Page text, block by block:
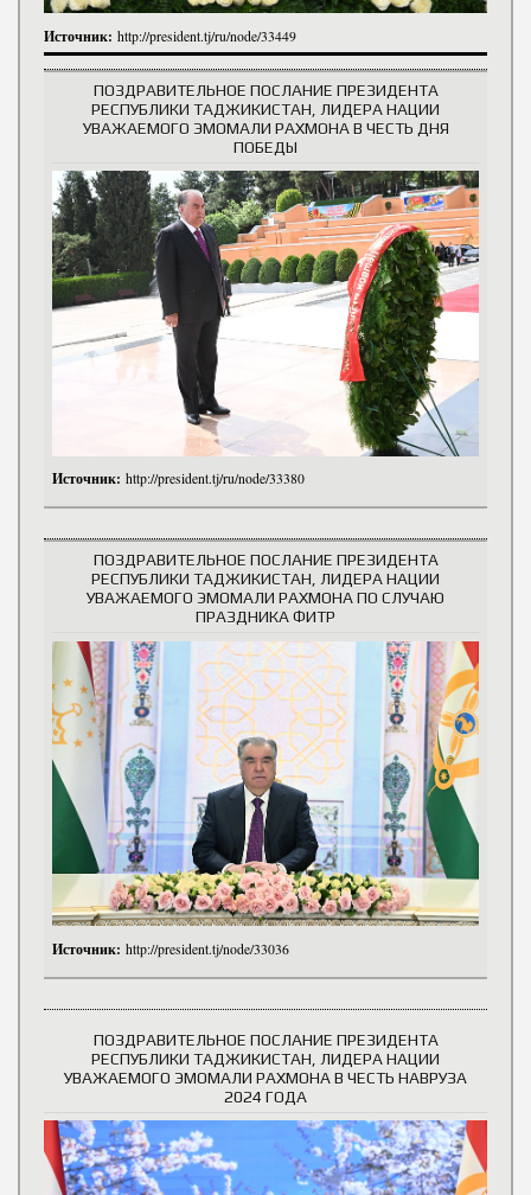
Источник: http://president.tj/ru/node/33449
ПОЗДРАВИТЕЛЬНОЕ ПОСЛАНИЕ ПРЕЗИДЕНТА
РЕСПУБЛИКИ ТАДЖИКИСТАН, ЛИДЕРА НАЦИИ
УВАЖАЕМОГО ЭМОМАЛИ РАХМОНА В ЧЕСТЬ ДНЯ
ПОБЕДЫ
Источник: http://president.tj/ru/node/33380
ПОЗДРАВИТЕЛЬНОЕ ПОСЛАНИЕ ПРЕЗИДЕНТА
РЕСПУБЛИКИ ТАДЖИКИСТАН, ЛИДЕРА НАЦИИ
УВАЖАЕМОГО ЭМОМАЛИ РАХМОНА ПО СЛУЧАЮ
ПРАЗДНИКА ФИТР
Источник: http://president.tj/node/33036
ПОЗДРАВИТЕЛЬНОЕ ПОСЛАНИЕ ПРЕЗИДЕНТА
РЕСПУБЛИКИ ТАДЖИКИСТАН, ЛИДЕРА НАЦИИ
УВАЖАЕМОГО ЭМОМАЛИ РАХМОНА В ЧЕСТЬ НАВРУЗА
2024 ГОДА